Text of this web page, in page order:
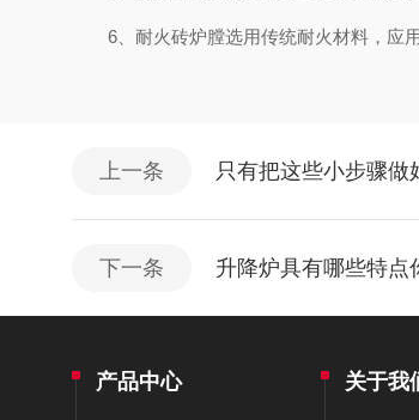
6、耐火砖炉膛选用传统耐火材料，应用
上一条 只有把这些小步骤做
下一条 升降炉具有哪些特点
产品中心 关于我